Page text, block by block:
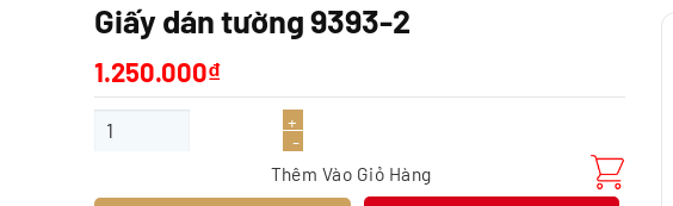
Giấy dán tường 9393-2
1.250.000₫
Giấy dán tường 9393-2 số lượng
Thêm Vào Giỏ Hàng